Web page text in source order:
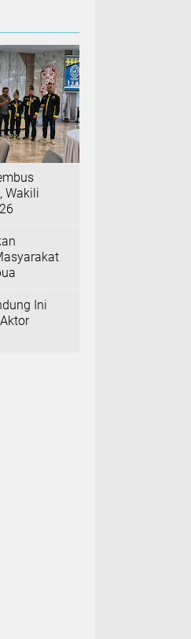
Wakili
Ini